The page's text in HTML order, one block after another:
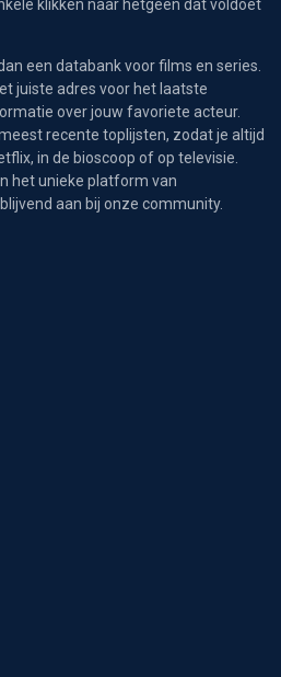
klikken naar hetgeen dat voldoet
een databank voor films en series.
juiste adres voor het laatste
over jouw favoriete acteur.
recente toplijsten, zodat je altijd
in de bioscoop of op televisie.
het unieke platform van
aan bij onze community.